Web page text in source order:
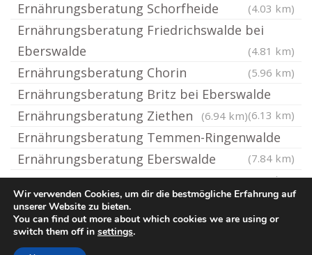
Ernährungsberatung Schorfheide (4.03 km)
Ernährungsberatung Friedrichswalde bei
Eberswalde
(4.81 km)
Ernährungsberatung Chorin (5.96 km)
Ernährungsberatung Britz bei Eberswalde
(6.13 km)
Ernährungsberatung Ziethen (6.94 km)
Ernährungsberatung Temmen-Ringenwalde
(7.84 km)
Ernährungsberatung Eberswalde
(9.85 km)
© Ernaehrungsberatung.rocks
Wir verwenden Cookies, um dir die bestmögliche Erfahrung auf
unserer Website zu bieten.
You can find out more about which cookies we are using or
switch them off in settings.